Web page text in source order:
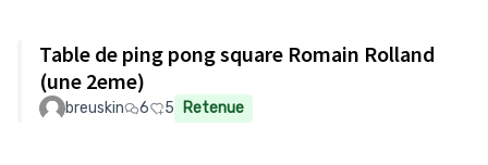
Table de ping pong square Romain Rolland
(une 2eme)
breuskin 6 5 Retenue